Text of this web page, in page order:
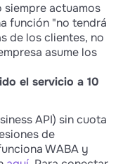
actuamos
función "no tendrá
de los clientes, no
asume los
el servicio a 10
API) sin cuota
de
WABA y